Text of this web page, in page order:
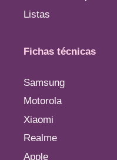
Listas
Fichas técnicas
Samsung
Motorola
Xiaomi
Realme
Apple